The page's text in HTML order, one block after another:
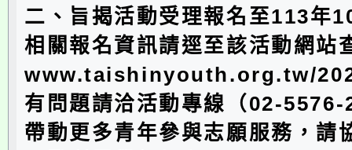
二、旨揭活動受理報名至113年
相關報名資訊請逕至該活動網站
www.taishinyouth.org.tw/
有問題請洽活動專線（02-5576-
帶動更多青年參與志願服務，請